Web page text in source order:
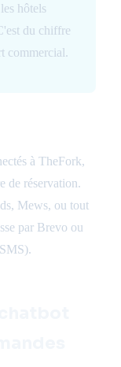
hôtels
du chiffre
commercial.
à TheFork,
de réservation.
Mews, ou tout
par Brevo ou